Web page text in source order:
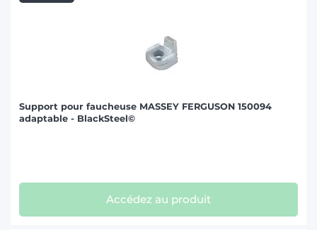
Support pour faucheuse MASSEY FERGUSON 150094
adaptable - BlackSteel©
Accédez au produit